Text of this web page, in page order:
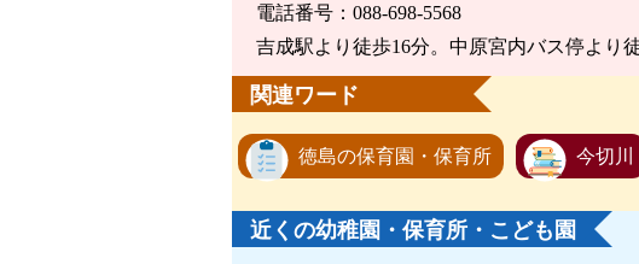
電話番号：088-698-5568
吉成駅より徒歩16分。中原宮内バス停より
関連ワード
徳島の保育園・保育所 今切川
近くの幼稚園・保育所・こども園